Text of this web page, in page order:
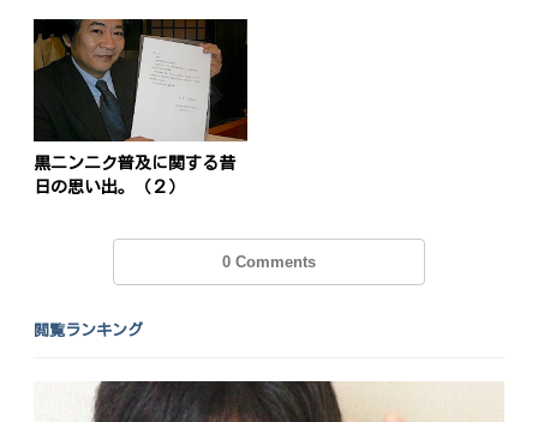
黒ニンニク普及に関する昔
日の思い出。（２）
0 Comments
閲覧ランキング